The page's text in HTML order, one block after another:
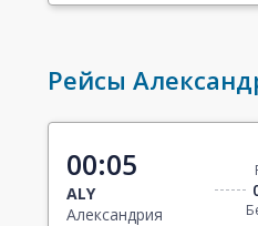
Рейсы
00:05
ALY
Александрия